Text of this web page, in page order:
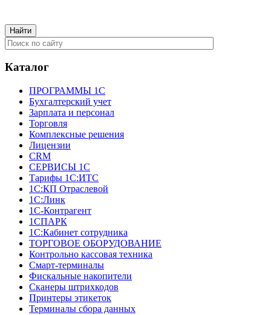
Каталог
ПРОГРАММЫ 1С
Бухгалтерский учет
Зарплата и персонал
Торговля
Комплексные решения
Лицензии
CRM
СЕРВИСЫ 1С
Тарифы 1С:ИТС
1С:КП Отраслевой
1С:Линк
1С-Контрагент
1СПАРК
1С:Кабинет сотрудника
ТОРГОВОЕ ОБОРУДОВАНИЕ
Контрольно кассовая техника
Смарт-терминалы
Фискальные накопители
Сканеры штрихкодов
Принтеры этикеток
Терминалы сбора данных